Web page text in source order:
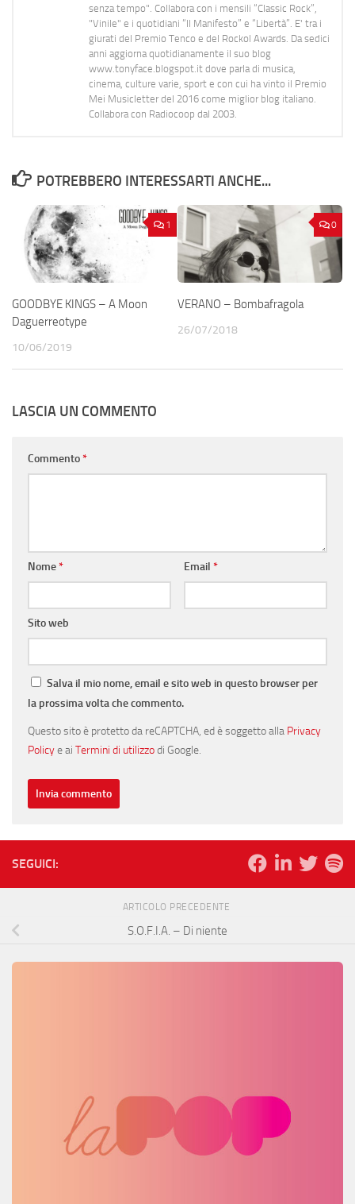
senza tempo". Collabora con i mensili “Classic Rock”,
"Vinile" e i quotidiani “Il Manifesto” e “Libertà”. E' tra i
giurati del Premio Tenco e del Rockol Awards. Da sedici
anni aggiorna quotidianamente il suo blog
www.tonyface.blogspot.it dove parla di musica,
cinema, culture varie, sport e con cui ha vinto il Premio
Mei Musicletter del 2016 come miglior blog italiano.
Collabora con Radiocoop dal 2003.
POTREBBERO INTERESSARTI ANCHE...
1
GOODBYE KINGS – A Moon
Daguerreotype
10/06/2019
0
VERANO – Bombafragola
26/07/2018
LASCIA UN COMMENTO
Commento*
Nome* Email *
Sito web
Salva il mio nome, email e sito web in questo browser per
la prossima volta che commento.
Questo sito è protetto da reCAPTCHA, ed è soggetto alla Privacy
Policye ai Termini di utilizzodi Google.
SEGUICI:
ARTICOLO PRECEDENTE
S.O.F.I.A. – Di niente